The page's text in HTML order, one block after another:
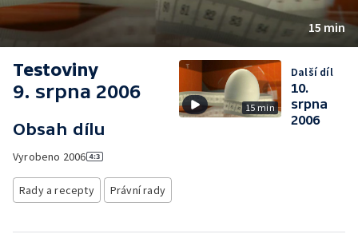
15 min
Testoviny
9. srpna 2006
Obsah dílu
Vyrobeno 2006
Rady a recepty Právní rady
15 min
Další díl
10.
srpna
2006